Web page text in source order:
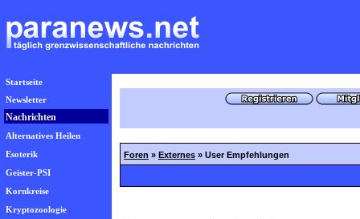
Startseite
Newsletter
Nachrichten
Alternatives Heilen
Esoterik
Geister-PSI
Kornkreise
Kryptozoologie
Foren » Externes » User Empfehlungen